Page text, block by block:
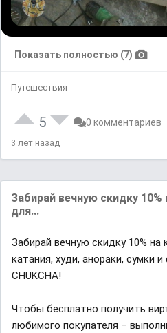
Показать полностью (7)
Путешествия
5 0 комментариев
3 лет назад
Забирай вечную скидку
для...
Забирай вечную скидку 10%
катания, худи, анораки, сумки
CHUKCHA!
Чтобы бесплатно получить
любимого покупателя –